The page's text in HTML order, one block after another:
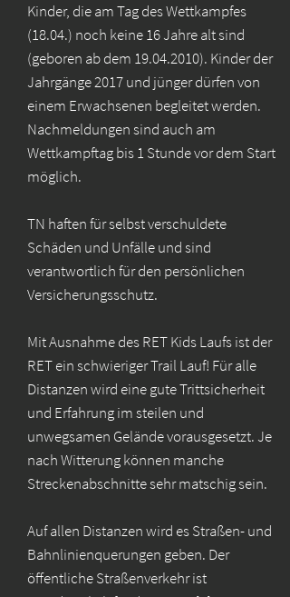
Kinder, die am Tag des Wettkampfes
(18.04.) noch keine 16 Jahre alt sind
(geboren ab dem 19.04.2010). Kinder der
Jahrgänge 2017 und jünger dürfen von
einem Erwachsenen begleitet werden.
Nachmeldungen sind auch am
Wettkampftag bis 1 Stunde vor dem Start
möglich.
TN haften für selbst verschuldete
Schäden und Unfälle und sind
verantwortlich für den persönlichen
Versicherungsschutz.
Mit Ausnahme des RET Kids Laufs ist der
RET ein schwieriger Trail Lauf! Für alle
Distanzen wird eine gute Trittsicherheit
und Erfahrung im steilen und
unwegsamen Gelände vorausgesetzt. Je
nach Witterung können manche
Streckenabschnitte sehr matschig sein.
Auf allen Distanzen wird es Straßen- und
Bahnlinienquerungen geben. Der
öffentliche Straßenverkehr ist